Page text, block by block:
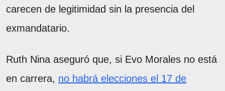
carecen de legitimidad sin la presencia del
exmandatario.
Ruth Nina aseguró que, si Evo Morales no está
en carrera, no habrá elecciones el 17 de